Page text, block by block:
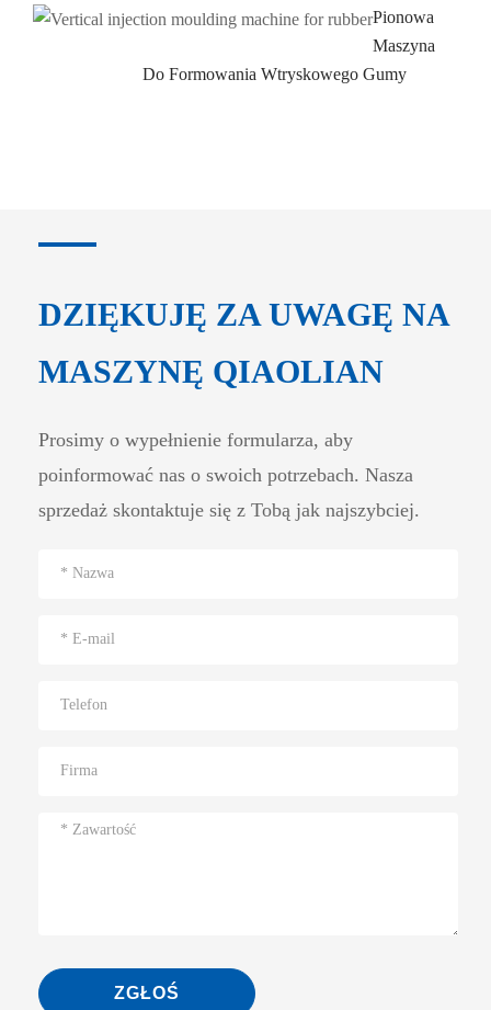
Pionowa
Maszyna
Do Formowania Wtryskowego Gumy
DZIĘKUJĘ ZA UWAGĘ NA
MASZYNĘ QIAOLIAN
Prosimy o wypełnienie formularza, aby
poinformować nas o swoich potrzebach. Nasza
sprzedaż skontaktuje się z Tobą jak najszybciej.
ZGŁOŚ